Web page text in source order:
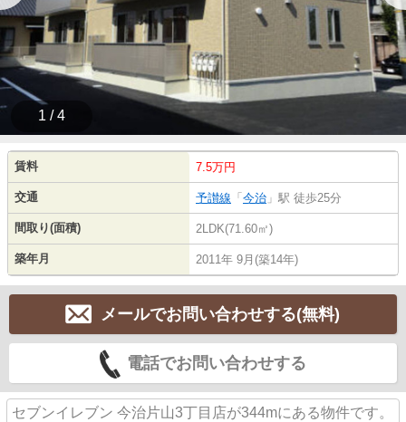
1 / 4
賃料 7.5万円
交通 予讃線 「 今治 」駅 徒歩25分
間取り(面積) 2LDK(71.60㎡)
築年月 2011年 9月(築14年)
メールでお問い合わせする(無料)
電話でお問い合わせする
セブンイレブン 今治片山3丁目店が344mにある物件です。